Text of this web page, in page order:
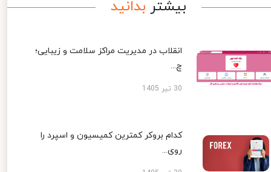
بیشتر بدانید
انقلاب در مدیریت مراکز سلامت و زیبایی؛
چ...
30 تیر 1405
کدام بروکر کمترین کمیسیون و اسپرد را
روی...